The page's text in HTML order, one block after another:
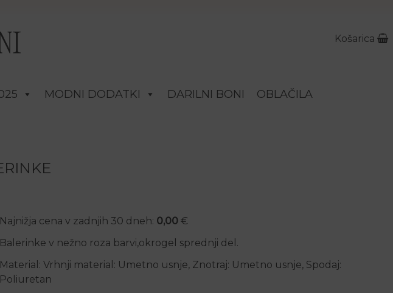
Košarica
MODNI DODATKI DARILNI BONI OBLAČILA
Najnižja cena v zadnjih 30 dneh: 0,00 €
Balerinke v nežno roza barvi,okrogel sprednji del.
Material: Vrhnji material: Umetno usnje, Znotraj: Umetno usnje, Spodaj:
Poliuretan